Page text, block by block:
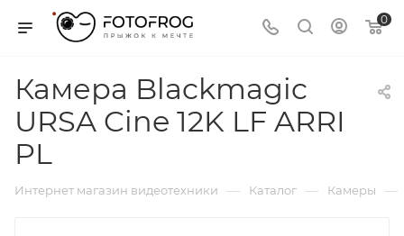
0
Камера Blackmagic
URSA Cine 12K LF ARRI
PL
Интернет магазин видеотехники — Каталог — Камеры —